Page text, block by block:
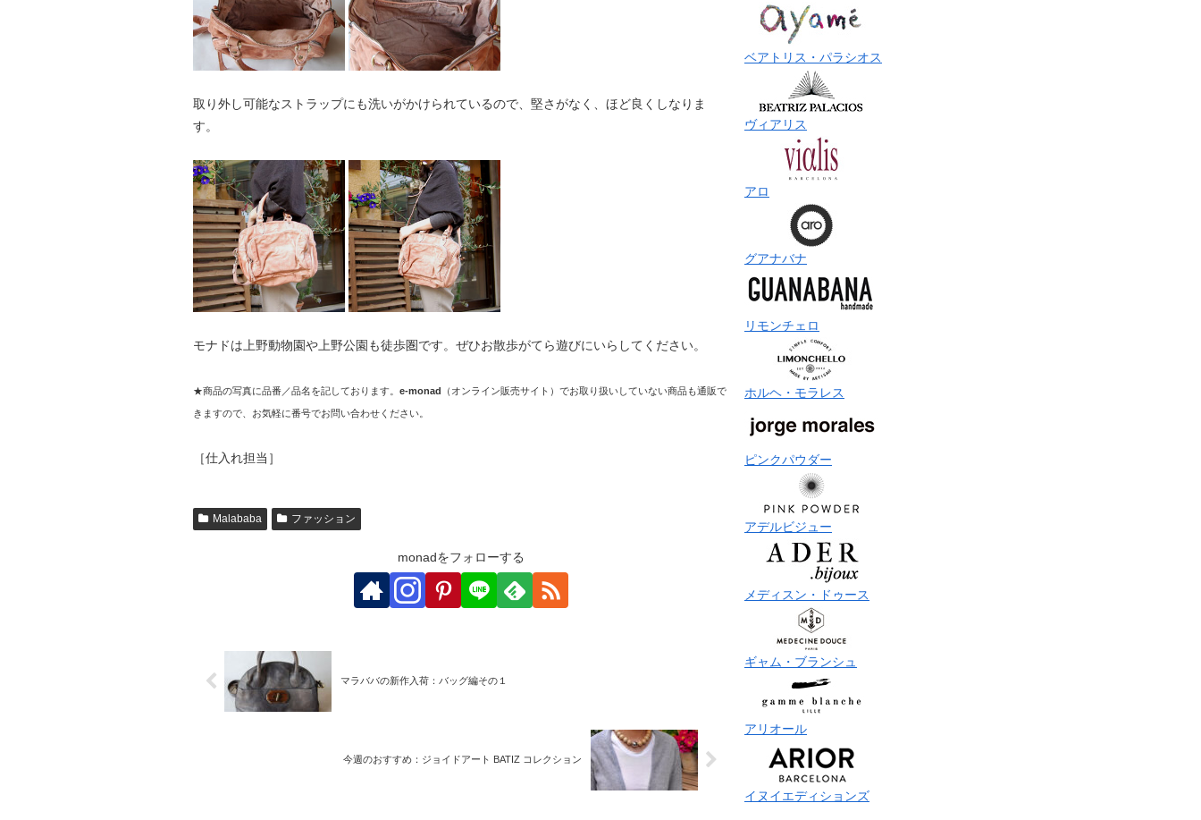
取り外し可能なストラップにも洗いがかけられているので、堅さがなく、ほど良くしなりま
す。
モナドは上野動物園や上野公園も徒歩圏です。ぜひお散歩がてら遊びにいらしてください。
★商品の写真に品番／品名を記しております。 e-monad （オンライン販売サイト）でお取り扱いしていない商品も通販で
きますので、お気軽に番号でお問い合わせください。
［仕入れ担当］
Malababa ファッション
monadをフォローする
マラババの新作入荷：バッグ編その１
今週のおすすめ：ジョイドアート BATIZ コレクション
ベアトリス・パラシオス
ヴィアリス
アロ
グアナバナ
リモンチェロ
ホルヘ・モラレス
ピンクパウダー
アデルビジュー
メディスン・ドゥース
ギャム・ブランシュ
アリオール
イヌイエディションズ